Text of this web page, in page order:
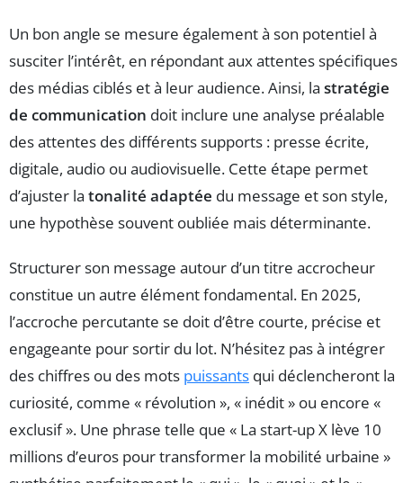
Un bon angle se mesure également à son potentiel à
susciter l’intérêt, en répondant aux attentes spécifiques
des médias ciblés et à leur audience. Ainsi, la stratégie
de communication doit inclure une analyse préalable
des attentes des différents supports : presse écrite,
digitale, audio ou audiovisuelle. Cette étape permet
d’ajuster la tonalité adaptée du message et son style,
une hypothèse souvent oubliée mais déterminante.
Structurer son message autour d’un titre accrocheur
constitue un autre élément fondamental. En 2025,
l’accroche percutante se doit d’être courte, précise et
engageante pour sortir du lot. N’hésitez pas à intégrer
des chiffres ou des mots puissants qui déclencheront la
curiosité, comme « révolution », « inédit » ou encore «
exclusif ». Une phrase telle que « La start-up X lève 10
millions d’euros pour transformer la mobilité urbaine »